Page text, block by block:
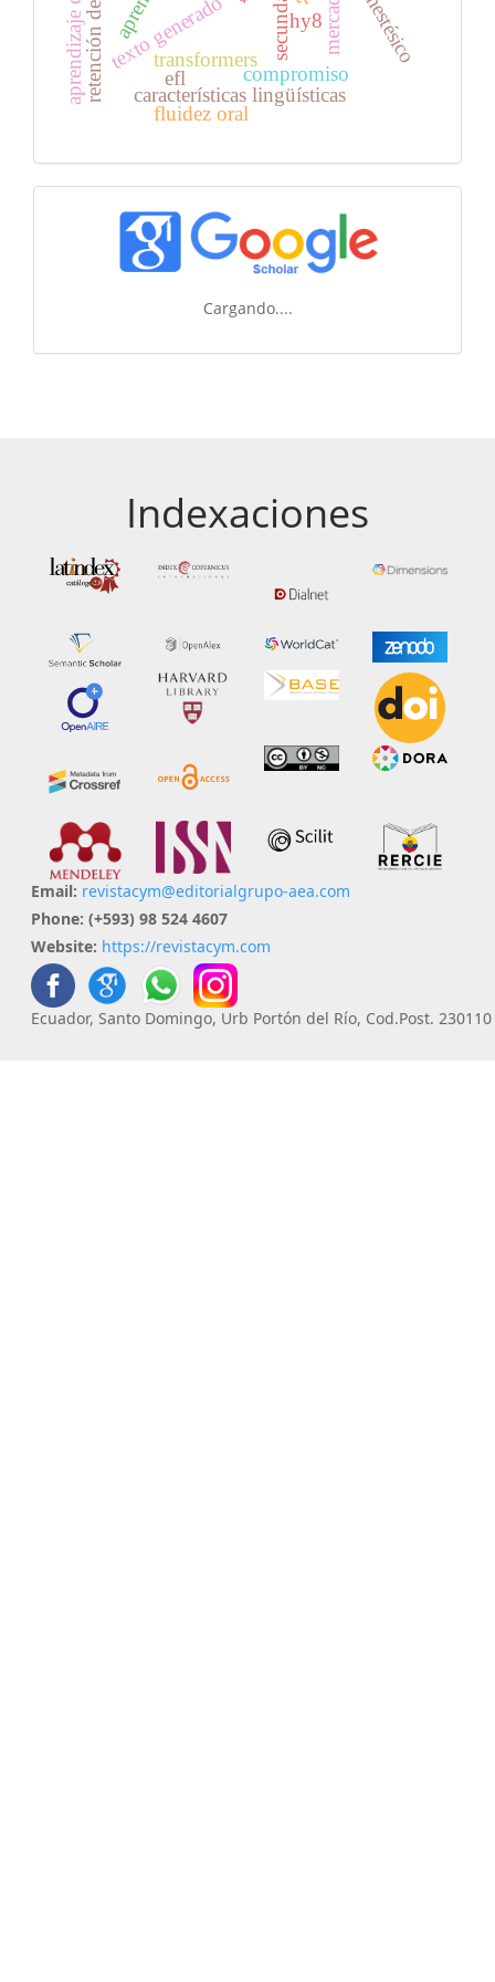
compromiso
texto generado
características lingüísticas
transformers
fluidez oral
efl
mercado
hy8
Cargando....
Indexaciones
Email: revistacym@editorialgrupo-aea.com
Phone: (+593) 98 524 4607
Website: https://revistacym.com
Ecuador, Santo Domingo, Urb Portón del Río, Cod.Post. 230110